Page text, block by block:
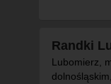
Randki
Lubomierz,